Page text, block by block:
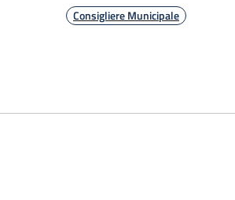
Consigliere Municipale